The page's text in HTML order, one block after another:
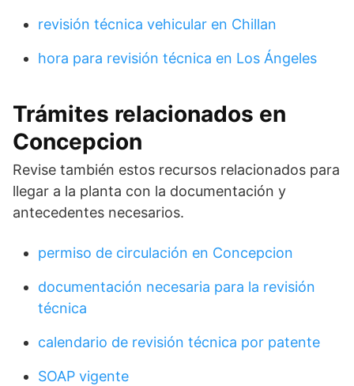
revisión técnica vehicular en Chillan
hora para revisión técnica en Los Ángeles
Trámites relacionados en
Concepcion
Revise también estos recursos relacionados para
llegar a la planta con la documentación y
antecedentes necesarios.
permiso de circulación en Concepcion
documentación necesaria para la revisión
técnica
calendario de revisión técnica por patente
SOAP vigente